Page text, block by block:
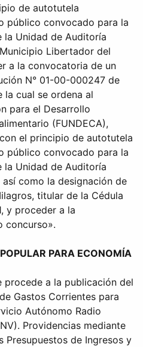
de autotutela
público convocado para la
la Unidad de Auditoría
Libertador del
a la convocatoria de un
N° 01-00-000247 de
cual se ordena al
para el Desarrollo
(FUNDECA),
el principio de autotutela
público convocado para la
la Unidad de Auditoría
así como la designación de
titular de la Cédula
y proceder a la
concurso».
PARA ECONOMÍA
procede a la publicación del
Gastos Corrientes para
Autónomo Radio
Providencias mediante
Presupuestos de Ingresos y